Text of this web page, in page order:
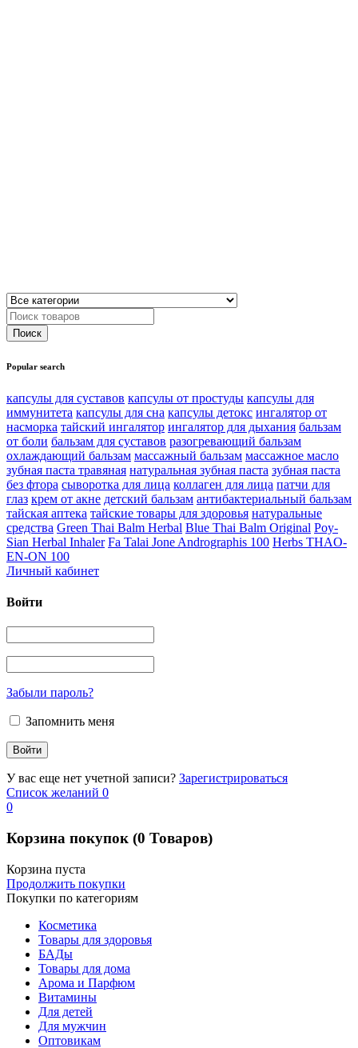
Popular search
капсулы для суставов капсулы от простуды капсулы для
иммунитета капсулы для сна капсулы детокс ингалятор от
насморка тайский ингалятор ингалятор для дыхания бальзам
от боли бальзам для суставов разогревающий бальзам
охлаждающий бальзам массажный бальзам массажное масло
зубная паста травяная натуральная зубная паста зубная паста
без фтора сыворотка для лица коллаген для лица патчи для
глаз крем от акне детский бальзам антибактериальный бальзам
тайская аптека тайские товары для здоровья натуральные
средства Green Thai Balm Herbal Blue Thai Balm Original Poy-
Sian Herbal Inhaler Fa Talai Jone Andrographis 100 Herbs THAO-
EN-ON 100
Личный кабинет
Войти
Забыли пароль?
Запомнить меня
У вас еще нет учетной записи? Зарегистрироваться
Список желаний 0
0
Корзина покупок (0 Товаров)
Корзина пуста
Продолжить покупки
Покупки по категориям
Косметика
Товары для здоровья
БАДы
Товары для дома
Арома и Парфюм
Витамины
Для детей
Для мужчин
Оптовикам